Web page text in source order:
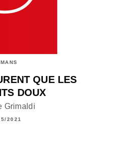
QUE LES
DOUX
Grimaldi
2021